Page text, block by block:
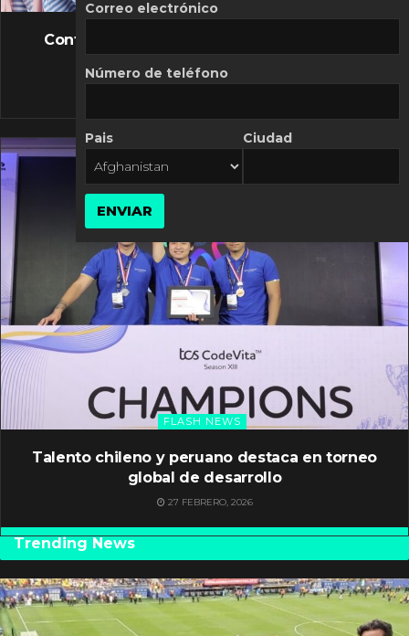
FLASH NEWS
Controversia de Mercado Libre por costos
10 MARZO, 2026
FLASH NEWS
Talento chileno y peruano destaca en torneo
global de desarrollo
27 FEBRERO, 2026
Trending News
Correo electrónico
Número de teléfono
Pais Ciudad
ENVIAR